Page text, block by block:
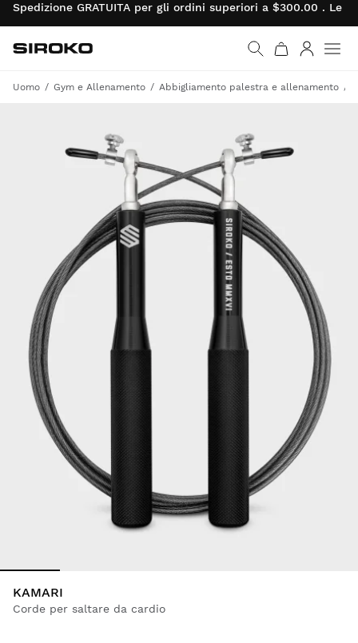
Spedizione GRATUITA per gli ordini superiori a $300.00 .
Vai alla home page
Siroko.com
Uomo Gym e Allenamento Abbigliamento palestra e allenamento
KAMARI
Corde per saltare da cardio